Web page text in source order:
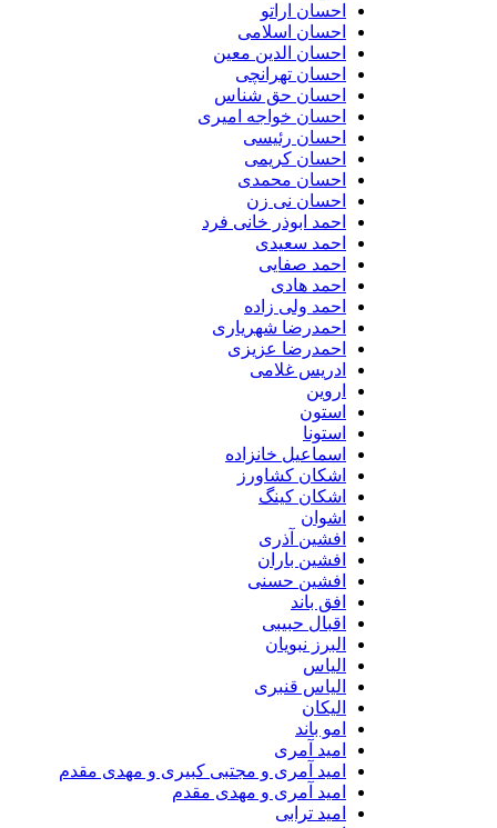
احسان اراتو
احسان اسلامی
احسان الدین معین
احسان تهرانچی
احسان حق شناس
احسان خواجه امیری
احسان رئیسی
احسان کریمی
احسان محمدی
احسان نی زن
احمد ابوذر خانی فرد
احمد سعیدی
احمد صفایی
احمد هادی
احمد ولی زاده
احمدرضا شهریاری
احمدرضا عزیزی
ادریس غلامی
اسماعیل خانزاده
اشکان کشاورز
اشکان کینگ
افشین آذری
افشین باران
افشین حسنی
افق باند
اقبال حبیبی
البرز نبویان
الیاس قنبرى
امو باند
امید آمری
امید آمری و مجتبی کبیری و مهدى مقدم
امید آمری و مهدی مقدم
امید ترابی